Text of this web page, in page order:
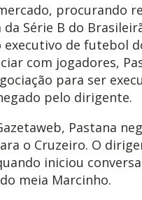
procurando
Série B do
executivo de futebol
com jogadores,
para ser
pelo dirigente.
Pastana
o Cruzeiro. O
iniciou
meia Marcinho.